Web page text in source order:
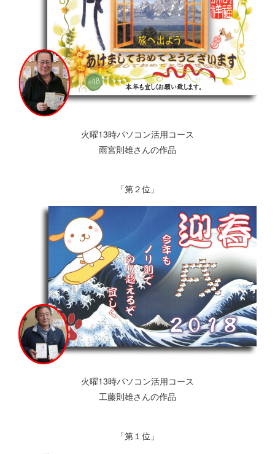
火曜13時パソコン活用コース
雨宮則雄さんの作品
「第２位」
火曜13時パソコン活用コース
工藤則雄さんの作品
「第１位」